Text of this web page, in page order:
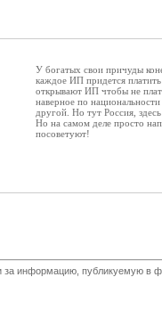
У богатых свои причуды
каждое ИП придется
открывают ИП чтобы не
наверное по
другой. Но тут Россия,
Но на самом деле просто
посоветуют!
за информацию, публикуемую